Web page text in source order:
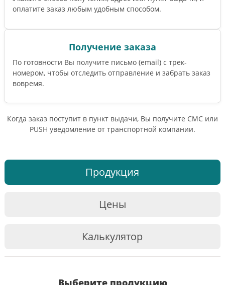
оплатите заказ любым удобным способом.
Получение заказа
По готовности Вы получите письмо (email) c трек-
номером, чтобы отследить отправление и забрать заказ
вовремя.
Когда заказ поступит в пункт выдачи, Вы получите СМС или
PUSH уведомление от транспортной компании.
Продукция
Цены
Калькулятор
Выберите продукцию